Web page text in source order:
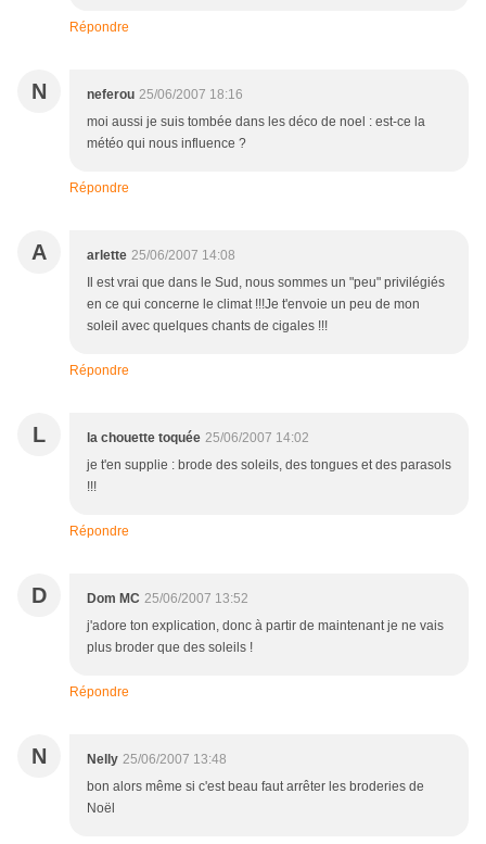
Répondre
N neferou 25/06/2007 18:16
moi aussi je suis tombée dans les déco de noel : est-ce la
météo qui nous influence ?
Répondre
A arlette 25/06/2007 14:08
Il est vrai que dans le Sud, nous sommes un "peu" privilégiés
en ce qui concerne le climat !!!Je t'envoie un peu de mon
soleil avec quelques chants de cigales !!!
Répondre
L la chouette toquée 25/06/2007 14:02
je t'en supplie : brode des soleils, des tongues et des parasols
!!!
Répondre
D Dom MC 25/06/2007 13:52
j'adore ton explication, donc à partir de maintenant je ne vais
plus broder que des soleils !
Répondre
N Nelly 25/06/2007 13:48
bon alors même si c'est beau faut arrêter les broderies de
Noël